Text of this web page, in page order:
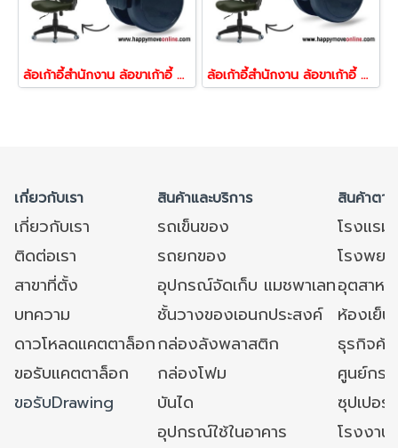
ล้อเก้าอี้สำนักงาน ล้อขาเก้าอี้ สีดำขนาด40,50มม.แกนแหวนล็อค ฝาล้อไม่แยกออกจากกัน รุ่น Two-tone ยี่ห้อ PAREO 21860,21877 ล้อเก้าอี้สำนักงาน ล้อขาเก้าอี้ สีดำขนาด40,50มม.แกนแหวนล็อคเบรก ฝาล้อไม่แยกออกจากกัน รุ่น Two-tone ยี่ห้อ PAREO 21884,21891
เกี่ยวกับเรา สินค้าและบริการ สินค้าตา
เกี่ยวกับเรา รถเข็นของ
โรงแร
ติดต่อเรา
รถยกของ
โรงพย
สาขาที่ตั้ง
อุปกรณ์จัดเก็บ แมชพาเลทอุตสาหก
บทความ
ชั้นวางของเอนกประสงค์
ห้องเย็
ดาวโหลดแคตตาล็อกกล่องลังพลาสติก
ธุรกิจค้
ขอรับแคตตาล็อก
กล่องโฟม
ศูนย์กร
ขอรับDrawing
บันได
ซุปเปอ
อุปกรณ์ใช้ในอาคาร
โรงงา